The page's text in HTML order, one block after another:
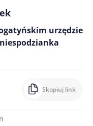
urzędzie
Skopiuj link